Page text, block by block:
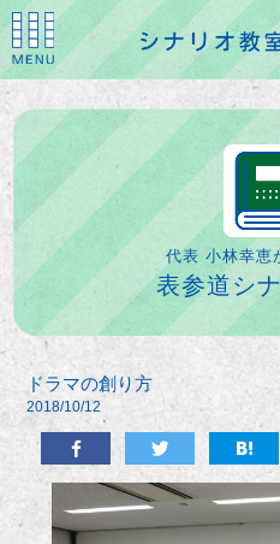
代表 小林幸恵
表参道シ
ドラマの創り方
2018/10/12